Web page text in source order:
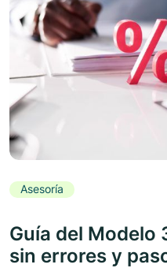
Asesoría
Guía del Modelo
sin errores y